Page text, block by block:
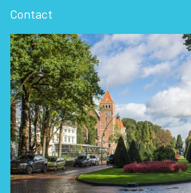
Contact